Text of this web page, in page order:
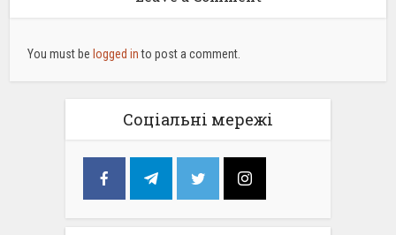
You must belogged into post a comment.
Соціальні мережі